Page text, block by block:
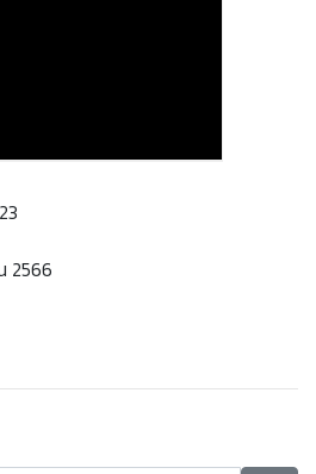
2566